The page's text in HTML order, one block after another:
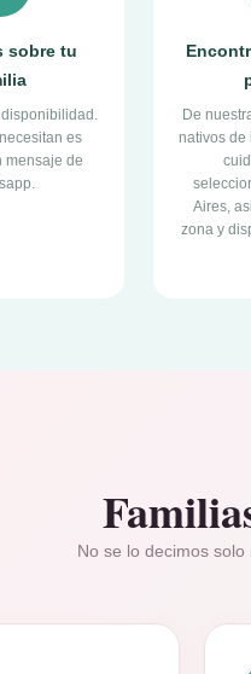
sobre tu
es
mensaje de
De
nativos de
Aires,
zona y
No se lo decimos